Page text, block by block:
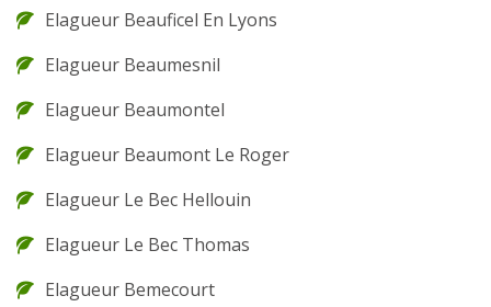
Elagueur Beauficel En Lyons
Elagueur Beaumesnil
Elagueur Beaumontel
Elagueur Beaumont Le Roger
Elagueur Le Bec Hellouin
Elagueur Le Bec Thomas
Elagueur Bemecourt